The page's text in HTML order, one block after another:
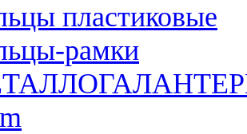
пластиковые
рамки